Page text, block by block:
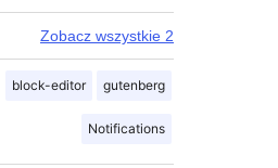
Zobacz wszystkie 2
block-editor gutenberg
Notifications